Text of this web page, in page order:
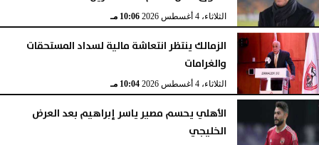
الثلاثاء، 4 أغسطس 2026 10:06 مـ
الزمالك ينتظر انتعاشة مالية لسداد المستحقات
والغرامات
الثلاثاء، 4 أغسطس 2026 10:04 مـ
الأهلي يحسم مصير ياسر إبراهيم بعد العرض
الخليجي